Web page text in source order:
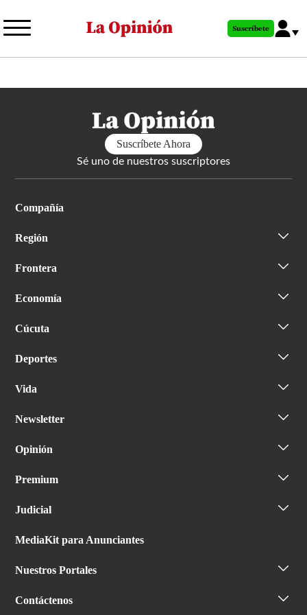
al
principal
Suscríbete
Suscríbete Ahora
Sé uno de nuestros suscriptores
Compañía
Región
Frontera
Economía
Cúcuta
Deportes
Vida
Newsletter
Opinión
Premium
Judicial
MediaKit para Anunciantes
Nuestros Portales
Contáctenos